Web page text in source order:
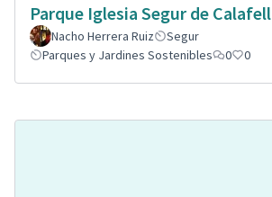
Parque Iglesia Segur de Calafell
Nacho Herrera Ruiz
Segur
Parques y Jardines Sostenibles
0 0